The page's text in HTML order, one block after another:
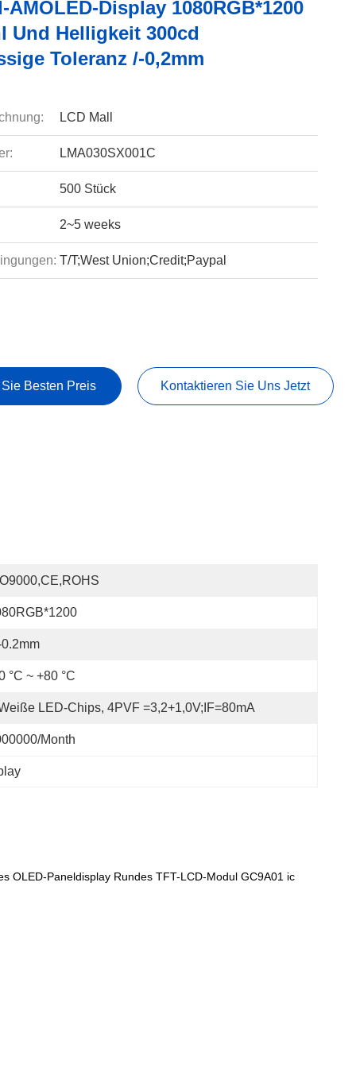
AMOLED-Display 1080RGB*1200
Und Helligkeit 300cd
Toleranz /-0,2mm
LCD Mall
LMA030SX001C
500 Stück
2~5 weeks
T/T;West Union;Credit;Paypal
Besten Preis Kontaktieren Sie Uns Jetzt
°C ~ +80 °C
LED-Chips, 4PVF =3,2+1,0V;IF=80mA
month
OLED-Paneldisplay Rundes TFT-LCD-Modul GC9A01 ic